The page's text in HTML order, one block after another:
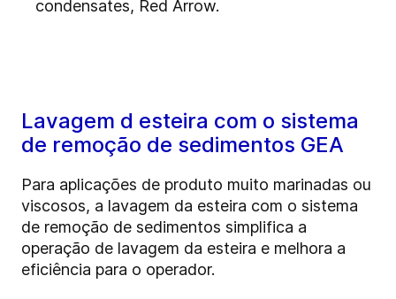
condensates, Red Arrow.
Lavagem d esteira com o sistema
de remoção de sedimentos GEA
Para aplicações de produto muito marinadas ou
viscosos, a lavagem da esteira com o sistema
de remoção de sedimentos simplifica a
operação de lavagem da esteira e melhora a
eficiência para o operador.